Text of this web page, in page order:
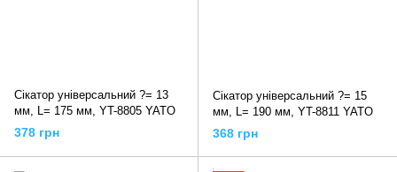
Сікатор універсальний ?= 13
мм, L= 175 мм, YT-8805 YATO
378 грн
Сікатор універсальний ?= 15
мм, L= 190 мм, YT-8811 YATO
368 грн